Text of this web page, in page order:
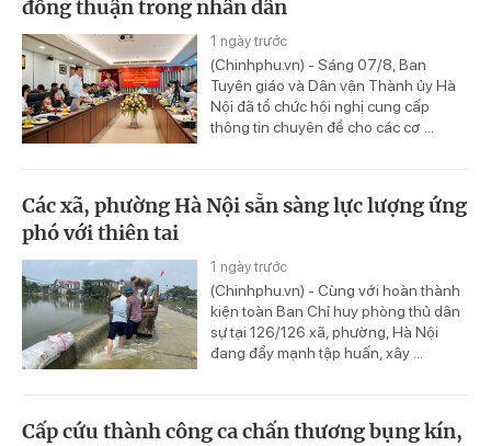
đồng thuận trong nhân dân
1 ngày trước
(Chinhphu.vn) - Sáng 07/8, Ban
Tuyên giáo và Dân vận Thành ủy Hà
Nội đã tổ chức hội nghị cung cấp
thông tin chuyên đề cho các cơ ...
Các xã, phường Hà Nội sẵn sàng lực lượng ứng
phó với thiên tai
1 ngày trước
(Chinhphu.vn) - Cùng với hoàn thành
kiện toàn Ban Chỉ huy phòng thủ dân
sự tại 126/126 xã, phường, Hà Nội
đang đẩy mạnh tập huấn, xây ...
Cấp cứu thành công ca chấn thương bụng kín,